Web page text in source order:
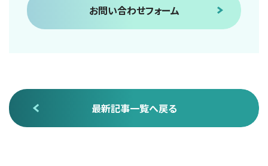
お問い合わせフォーム
最新記事一覧へ戻る